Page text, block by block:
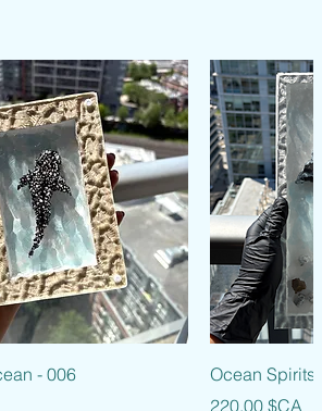
rapide
- 006
Ocean Spirits -
Prix
220,00 $CA